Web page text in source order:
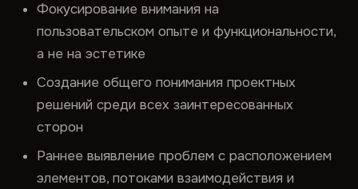
Фокусирование внимания на
пользовательском опыте и функциональности,
а не на эстетике
Создание общего понимания проектных
решений среди всех заинтересованных
сторон
Раннее выявление проблем с расположением
элементов, потоками взаимодействия и